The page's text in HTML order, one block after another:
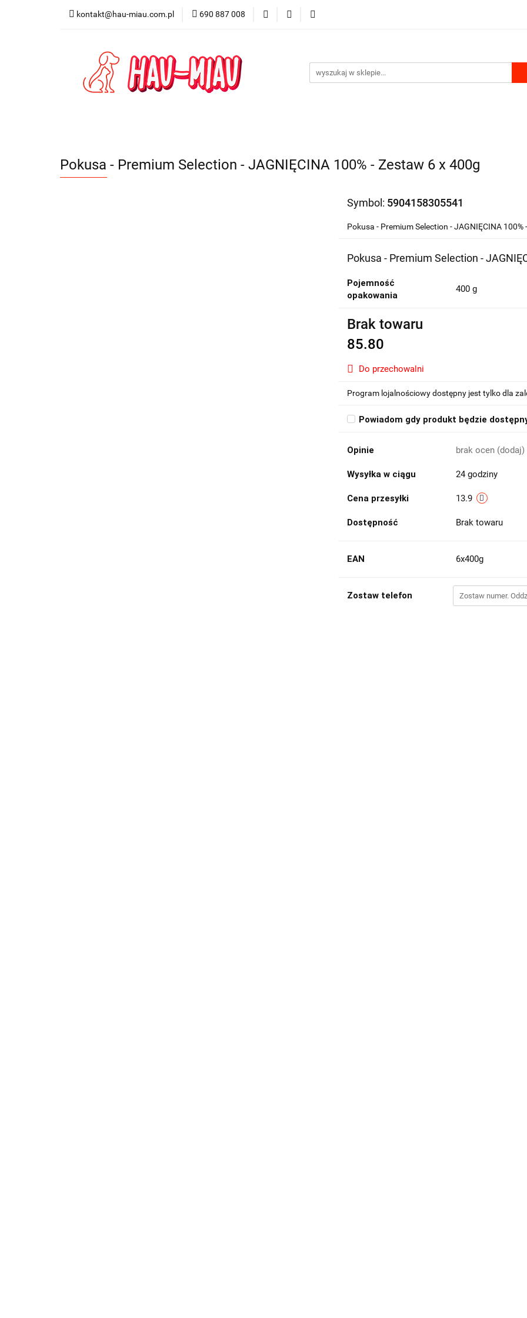
kontakt@hau-miau.com.pl 690 887 008
PRODUCENCI / MARKI DLA PSA
PRODUKTY DO DOMU PRODUKTY Z KONOPII SKLEP ROKU
Pokusa - Premium Selection - JAGNIĘCINA 100% - Zestaw 6 x 400g
Symbol: 5904158305541
Pokusa - Premium Selection - JAGNIĘCINA 100%
Pokusa - Premium Selection -
Pojemność
opakowania
400 g
Brak towaru
85.80
Do przechowalni
Program lojalnościowy dostępny jest tylko dla
Powiadom gdy produkt będzie
Opinie brak ocen (dodaj)
Wysyłka w ciągu 24 godziny
Cena przesyłki 13.9
Dostępność Brak towaru
EAN 6x400g
Zostaw telefon